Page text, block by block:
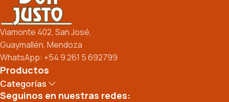
Viamonte 402, San José,
Guaymallén, Mendoza
WhatsApp: +54 9 261 5 692799
Productos
Categorías
Seguinos en nuestras redes: